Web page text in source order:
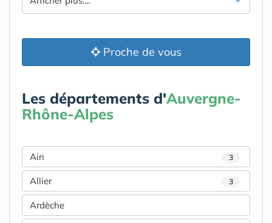
Proche de vous
Les départements d'Auvergne-
Rhône-Alpes
Ain 3
Allier 3
Ardèche